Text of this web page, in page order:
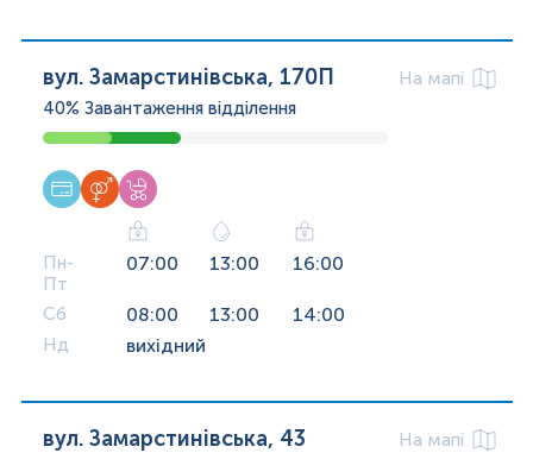
вул. Замарстинівська, 170П
На мапі
40% Завантаження відділення
Пн-
Пт
07:00 13:00 16:00
Сб 08:00 13:00 14:00
Нд вихідний
вул. Замарстинівська, 43
На мапі